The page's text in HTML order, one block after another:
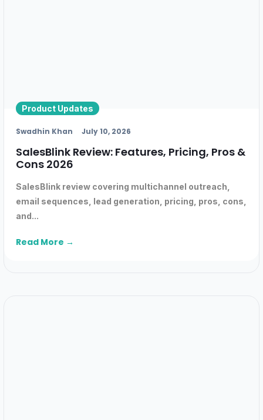
Product Updates
Swadhin Khan July 10, 2026
SalesBlink Review: Features, Pricing, Pros &
Cons 2026
SalesBlink review covering multichannel outreach,
email sequences, lead generation, pricing, pros, cons,
and...
Read More →